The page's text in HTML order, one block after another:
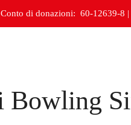
Conto di donazioni: 60-12639-8 |
Bowling